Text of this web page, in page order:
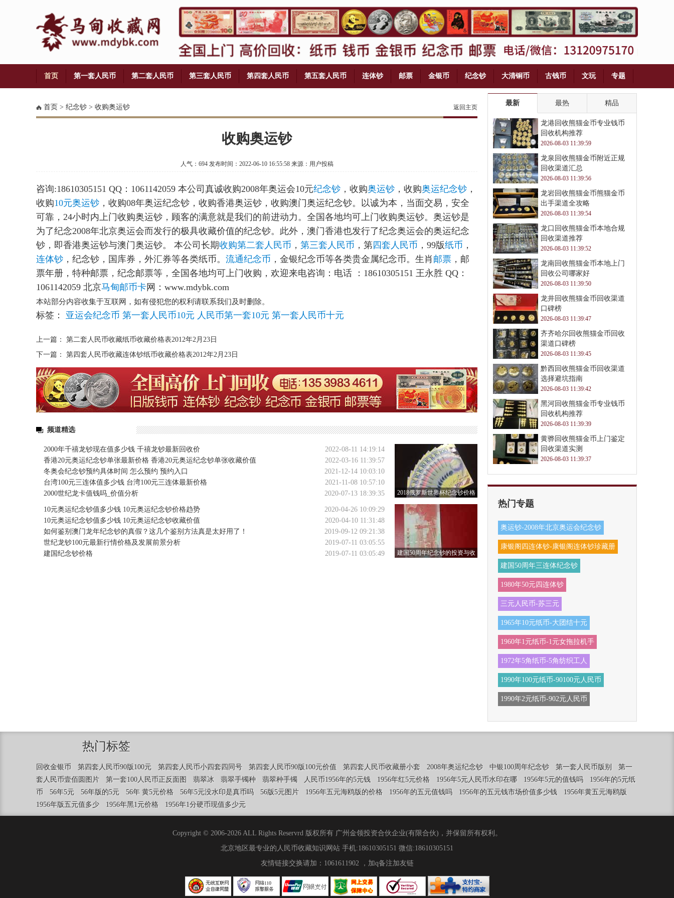
首页 第一套人民币 第二套人民币 第三套人民币 第四套人民币 第五套人民币 连体钞 邮票 金银币 纪念钞 大清铜币 古钱币 文玩
专题
铜币
首页 > 纪念钞 > 收购奥运钞 返回主页
收购奥运钞
人气：694 发布时间：2022-06-10 16:55:58 来源：用户投稿
咨询:18610305151 QQ：1061142059 本公司真诚收购2008年奥运会10元纪念钞 ，收购奥运钞 ，收购奥运纪念钞 ，
收购10元奥运钞 ，收购08年奥运纪念钞，收购香港奥运钞，收购澳门奥运纪念钞。以诚为本，当面交易，安全
可靠，24小时内上门收购奥运钞，顾客的满意就是我们的前进动力。全国各地均可上门收购奥运钞。奥运钞是
为了纪念2008年北京奥运会而发行的极具收藏价值的纪念钞。此外，澳门香港也发行了纪念奥运会的奥运纪念
钞，即香港奥运钞与澳门奥运钞。 本公司长期收购第二套人民币 ， 第三套人民币 ，第四套人民币 ，99版纸币 ，
连体钞 ，纪念钞，国库券，外汇券等各类纸币。 流通纪念币 ，金银纪念币等各类贵金属纪念币。生肖 邮票 ，邮
票年册，特种邮票，纪念邮票等，全国各地均可上门收购，欢迎来电咨询：电话 ：18610305151 王永胜 QQ：
1061142059 北京马甸邮币卡网：www.mdybk.com
本站部分内容收集于互联网，如有侵犯您的权利请联系我们及时删除。
标签： 亚运会纪念币 第一套人民币10元 人民币第一套10元 第一套人民币十元
上一篇： 第二套人民币收藏纸币收藏价格表2012年2月23日
下一篇： 第四套人民币收藏连体钞纸币收藏价格表2012年2月23日
频道精选
2000年千禧龙钞现在值多少钱 千禧龙钞最新回收价
2022-08-11 14:19:14
香港20元奥运纪念钞单张最新价格 香港20元奥运纪念钞单张收藏价值
2022-03-16 11:39:57
冬奥会纪念钞预约具体时间 怎么预约 预约入口
2021-12-14 10:03:10
台湾100元三连体值多少钱 台湾100元三连体最新价格
2021-11-08 10:57:10
2000世纪龙卡值钱吗_价值分析
2020-07-13 18:39:35
2018俄罗斯世界杯纪念钞价格
钞价值
10元奥运纪念钞值多少钱 10元奥运纪念钞价格趋势
2020-04-26 10:09:29
10元奥运纪念钞值多少钱 10元奥运纪念钞收藏价值
2020-04-10 11:31:48
​如何鉴别澳门龙年纪念钞的真假？这几个鉴别方法真是太好用了！
2019-09-12 09:21:38
世纪龙钞100元最新行情价格及发展前景分析
2019-07-11 03:05:55
建国纪念钞价格
2019-07-11 03:05:49
建国50周年纪念钞的投资与收
最新 最热 精品
龙港回收熊猫金币专业钱币
回收机构推荐
2026-08-03 11:39:59
龙泉回收熊猫金币附近正规
回收渠道汇总
2026-08-03 11:39:56
龙岩回收熊猫金币熊猫金币
出手渠道全攻略
2026-08-03 11:39:54
龙口回收熊猫金币本地合规
回收渠道推荐
2026-08-03 11:39:52
龙南回收熊猫金币本地上门
回收公司哪家好
2026-08-03 11:39:50
龙井回收熊猫金币回收渠道
口碑榜
2026-08-03 11:39:47
齐齐哈尔回收熊猫金币回收
渠道口碑榜
2026-08-03 11:39:45
黔西回收熊猫金币回收渠道
选择避坑指南
2026-08-03 11:39:42
黑河回收熊猫金币专业钱币
回收机构推荐
2026-08-03 11:39:39
黄骅回收熊猫金币上门鉴定
回收渠道实测
2026-08-03 11:39:37
热门专题
奥运钞-2008年北京奥运会纪念钞
康银阁四连体钞-康银阁连体钞珍藏册
建国50周年三连体纪念钞
1980年50元四连体钞
三元人民币-苏三元
1965年10元纸币-大团结十元
1960年1元纸币-1元女拖拉机手
1972年5角纸币-5角纺织工人
1990年100元纸币-90100元人民币
1990年2元纸币-902元人民币
热门标签
回收金银币 第四套人民币90版100元 第四套人民币小四套四同号 第四套人民币90版100元价值 第四套人民币收藏册小套 2008年奥运纪念钞 中银100周年纪念钞 第一套人民币版别
第一
套人民币壹佰圆图片
第一套100人民币正反面图 翡翠冰 翡翠手镯种 翡翠种手镯 人民币1956年的5元钱 1956年红5元价格 1956年5元人民币水印在哪 1956年5元的值钱吗
1956年的5元纸
币
56年5元 56年版的5元 56年 黄5元价格 56年5元没水印是真币吗 56版5元图片 1956年五元海鸥版的价格 1956年的五元值钱吗 1956年的五元钱市场价值多少钱
1956年黄五元海鸥版
1956年版五元值多少
1956年黑1元价格 1956年1分硬币现值多少元
Copyright © 2006-2026 ALL Rights Reservrd 版权所有 广州金领投资合伙企业(有限合伙)，并保留所有权利。
北京地区最专业的人民币收藏知识网站 手机:18610305151 微信:18610305151
友情链接交换请加：1061611902 ，加q备注加友链